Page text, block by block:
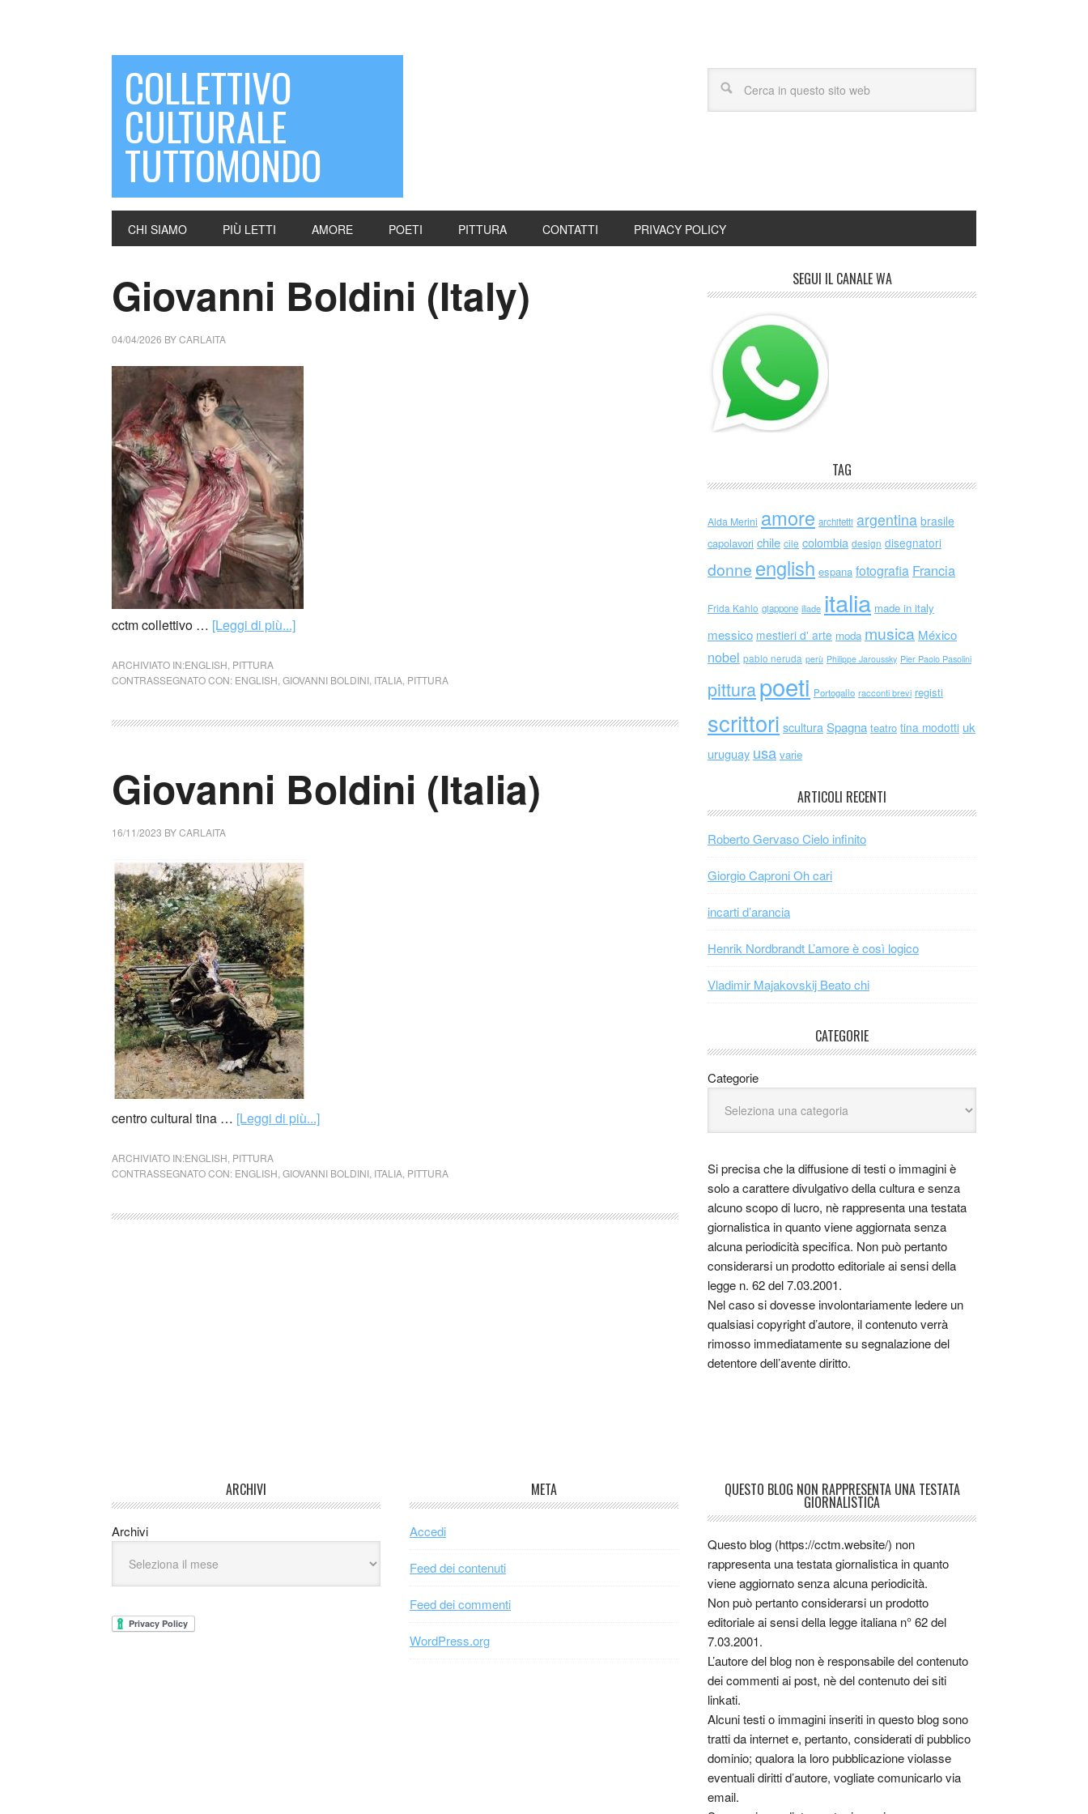
COLLETTIVO
CULTURALE
TUTTOMONDO
CHI SIAMO PIÙ LETTI AMORE POETI PITTURA CONTATTI PRIVACY POLICY
Giovanni Boldini (Italy)
04/04/2026 BYCARLAITA
cctm collettivo … [Leggi di più...]
ARCHIVIATO IN:ENGLISH PITTURA
CONTRASSEGNATO CON: ENGLISH GIOVANNI BOLDINI ITALIA PITTURA
Giovanni Boldini (Italia)
16/11/2023 BYCARLAITA
centro cultural tina … [Leggi di più...]
ARCHIVIATO IN:ENGLISH PITTURA
CONTRASSEGNATO CON: ENGLISH GIOVANNI BOLDINI ITALIA PITTURA
SEGUI IL CANALE WA
TAG
Alda Merini amore architetti argentina brasile
capolavori chile cile colombia design disegnatori
donne english espana fotografia Francia
Frida Kahlo giappone iliade italia made in italy
messico mestieri d' arte moda musica México
nobel pablo neruda perù Philippe Jaroussky Pier Paolo Pasolini
pitturapoeti Portogallo racconti brevi registi
scrittori scultura Spagna teatro tina modotti uk
uruguay usa varie
ARTICOLI RECENTI
Roberto Gervaso Cielo infinito
Giorgio Caproni Oh cari
incarti d’arancia
Henrik Nordbrandt L’amore è così logico
Vladimir Majakovskij Beato chi
CATEGORIE
Categorie
Si precisa che la diffusione di testi o immagini è
solo a carattere divulgativo della cultura e senza
alcuno scopo di lucro, nè rappresenta una testata
giornalistica in quanto viene aggiornata senza
alcuna periodicità specifica. Non può pertanto
considerarsi un prodotto editoriale ai sensi della
legge n. 62 del 7.03.2001.
Nel caso si dovesse involontariamente ledere un
qualsiasi copyright d’autore, il contenuto verrà
rimosso immediatamente su segnalazione del
detentore dell’avente diritto.
ARCHIVI
Archivi
META
Accedi
Feed dei contenuti
Feed dei commenti
WordPress.org
QUESTO BLOG NON RAPPRESENTA UNA TESTATA
GIORNALISTICA
Questo blog (https://cctm.website/) non
rappresenta una testata giornalistica in quanto
viene aggiornato senza alcuna periodicità.
Non può pertanto considerarsi un prodotto
editoriale ai sensi della legge italiana n° 62 del
7.03.2001.
L’autore del blog non è responsabile del contenuto
dei commenti ai post, nè del contenuto dei siti
linkati.
Alcuni testi o immagini inseriti in questo blog sono
tratti da internet e, pertanto, considerati di pubblico
dominio; qualora la loro pubblicazione violasse
eventuali diritti d’autore, vogliate comunicarlo via
email.